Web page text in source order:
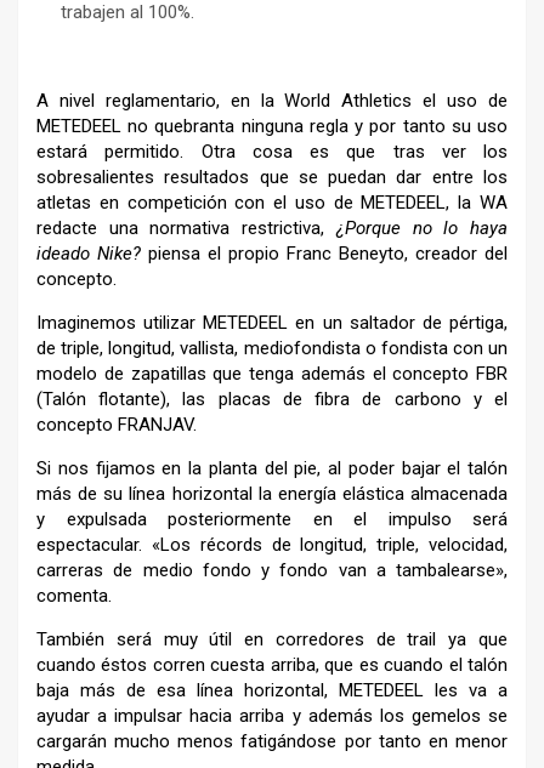
trabajen al 100%.
A nivel reglamentario, en la World Athletics el uso de
METEDEEL no quebranta ninguna regla y por tanto su uso
estará permitido. Otra cosa es que tras ver los
sobresalientes resultados que se puedan dar entre los
atletas en competición con el uso de METEDEEL, la WA
redacte una normativa restrictiva,¿Porque no lo haya
ideado Nike? piensa el propio Franc Beneyto, creador del
concepto.
Imaginemos utilizar METEDEEL en un saltador de pértiga,
de triple, longitud, vallista, mediofondista o fondista con un
modelo de zapatillas que tenga además el concepto FBR
(Talón flotante), las placas de fibra de carbono y el
concepto FRANJAV.
Si nos fijamos en la planta del pie, al poder bajar el talón
más de su línea horizontal la energía elástica almacenada
y expulsada posteriormente en el impulso será
espectacular. «Los récords de longitud, triple, velocidad,
carreras de medio fondo y fondo van a tambalearse»,
comenta.
También será muy útil en corredores de trail ya que
cuando éstos corren cuesta arriba, que es cuando el talón
baja más de esa línea horizontal, METEDEEL les va a
ayudar a impulsar hacia arriba y además los gemelos se
cargarán mucho menos fatigándose por tanto en menor